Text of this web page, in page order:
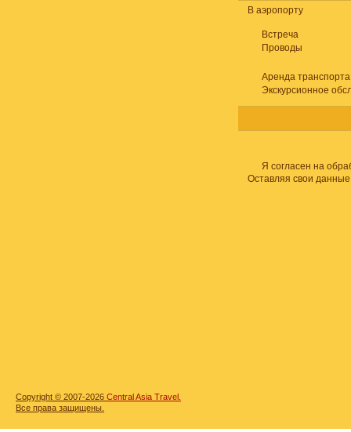
В аэропорту
Встреча
Проводы
Аренда транспорта
Экскурсионное
Я согласен на
Оставляя свои
Copyright © 2007-2026 Central Asia Travel.
Все права защищены.